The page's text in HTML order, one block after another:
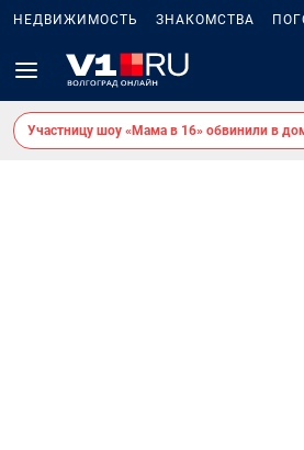
НЕДВИЖИМОСТЬ ЗНАКОМСТВА
Участницу шоу «Мама в 16» обвинили в